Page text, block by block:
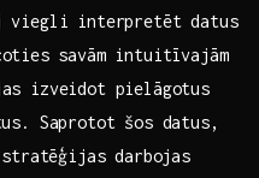
viegli interpretēt‌ datus
⁤savām intuitīvajām
izveidot pielāgotus
​Saprotot šos datus,
darbojas